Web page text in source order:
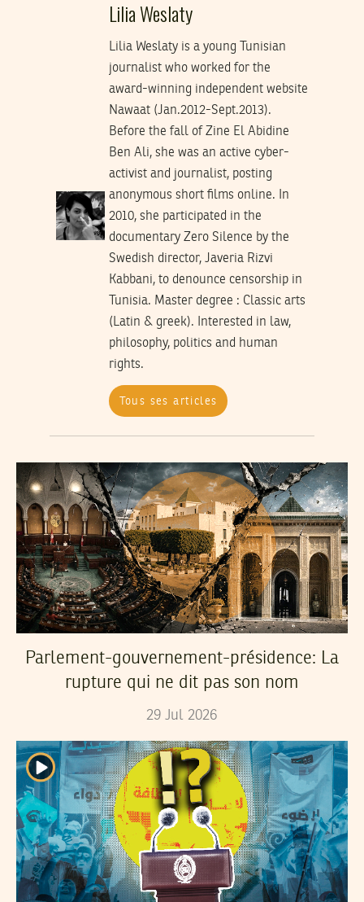
Lilia Weslaty
Lilia Weslaty is a young Tunisian
journalist who worked for the
award-winning independent website
Nawaat (Jan.2012-Sept.2013).
Before the fall of Zine El Abidine
Ben Ali, she was an active cyber-
activist and journalist, posting
anonymous short films online. In
2010, she participated in the
documentary Zero Silence by the
Swedish director, Javeria Rizvi
Kabbani, to denounce censorship in
Tunisia. Master degree : Classic arts
(Latin & greek). Interested in law,
philosophy, politics and human
rights.
Tous ses articles
Parlement-gouvernement-présidence: La
rupture qui ne dit pas son nom
29 Jul 2026